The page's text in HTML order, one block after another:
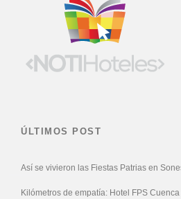
ÚLTIMOS POST
Así se vivieron las Fiestas Patrias en
Kilómetros de empatía: Hotel FPS